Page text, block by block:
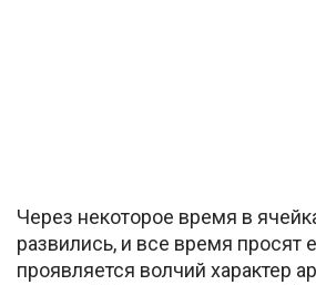
Через некоторое время в
развились, и все время просят
проявляется волчий характер